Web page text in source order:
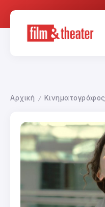
Αρχική / Κινηματογράφος